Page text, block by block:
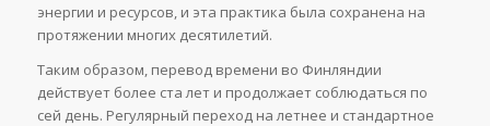
энергии и ресурсов, и эта практика была сохранена на
протяжении многих десятилетий.
Таким образом, перевод времени во Финляндии
действует более ста лет и продолжает соблюдаться по
сей день. Регулярный переход на летнее и стандартное